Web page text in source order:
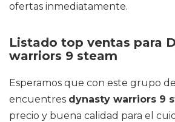
ofertas inmediatamente.
Listado top ventas para
warriors 9 steam
Esperamos que con este grupo
encuentres dynasty warriors 9
precio y buena calidad para el